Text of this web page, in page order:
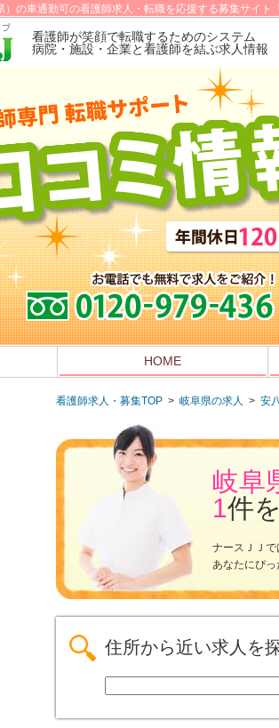
）の車通勤可の看護師求人・転職を応援する募集サイト
看護師が笑顔で転職するためのシステム
病院・施設・企業と看護師を結ぶ求人情報
HOME
看護師求人・募集TOP > 岐阜県の求人 > 安
岐阜
1件
ナースＪＪ
あなたにぴ
住所から近い求人を